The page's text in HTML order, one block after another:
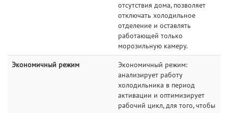
отсутствия дома, позволяет
отключать холодильное
отделение и оставлять
работающей только
морозильную камеру.
Экономичный режим
Экономичный режим:
анализирует работу
холодильника в период
активации и оптимизирует
рабочий цикл, для того, чтобы